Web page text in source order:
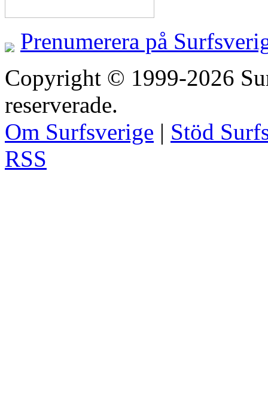
Prenumerera på
Copyright © 1999-2026
reserverade.
Om Surfsverige | Stöd
RSS